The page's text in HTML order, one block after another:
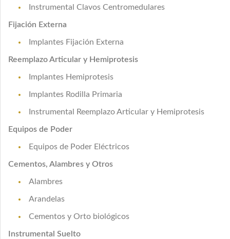
Instrumental Clavos Centromedulares
Fijación Externa
Implantes Fijación Externa
Reemplazo Articular y Hemiprotesis
Implantes Hemiprotesis
Implantes Rodilla Primaria
Instrumental Reemplazo Articular y Hemiprotesis
Equipos de Poder
Equipos de Poder Eléctricos
Cementos, Alambres y Otros
Alambres
Arandelas
Cementos y Orto biológicos
Instrumental Suelto